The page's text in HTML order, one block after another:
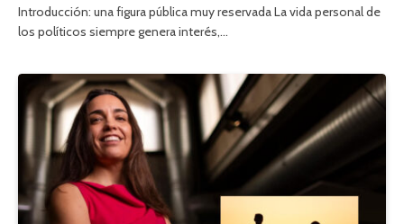
Introducción: una figura pública muy reservada La vida personal de
los políticos siempre genera interés,…